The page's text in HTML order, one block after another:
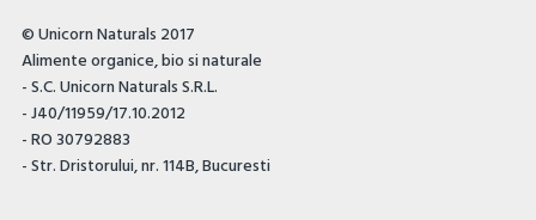
© Unicorn Naturals 2017
Alimente organice, bio si naturale
- S.C. Unicorn Naturals S.R.L.
- J40/11959/17.10.2012
- RO 30792883
- Str. Dristorului, nr. 114B, Bucuresti